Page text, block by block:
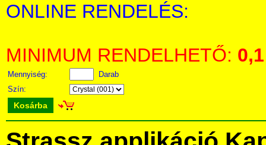
ONLINE RENDELÉS:
MINIMUM RENDELHETŐ: 0,1
Mennyiség:
Darab
Szín:
Kosárba